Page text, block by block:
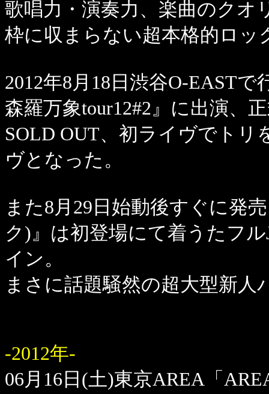
歌唱力・演奏力、楽曲のクオ
枠に収まらない超本格的ロッ
2012年8月18日渋谷O-EASTで
森羅万象tour12#2』に出演、
SOLD OUT、初ライヴでト
ヴとなった。
また8月29日始動後すぐに発
ク)』は初登場にて着うたフ
イン。
まさに話題騒然の超大型新
-2012年-
06月16日(土)東京AREA「